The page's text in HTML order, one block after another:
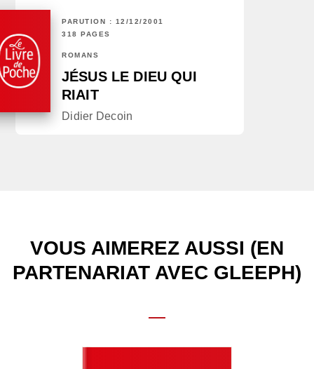
PARUTION : 12/12/2001
318 PAGES
ROMANS
JÉSUS LE DIEU QUI
RIAIT
Didier Decoin
VOUS AIMEREZ AUSSI (EN
PARTENARIAT AVEC GLEEPH)